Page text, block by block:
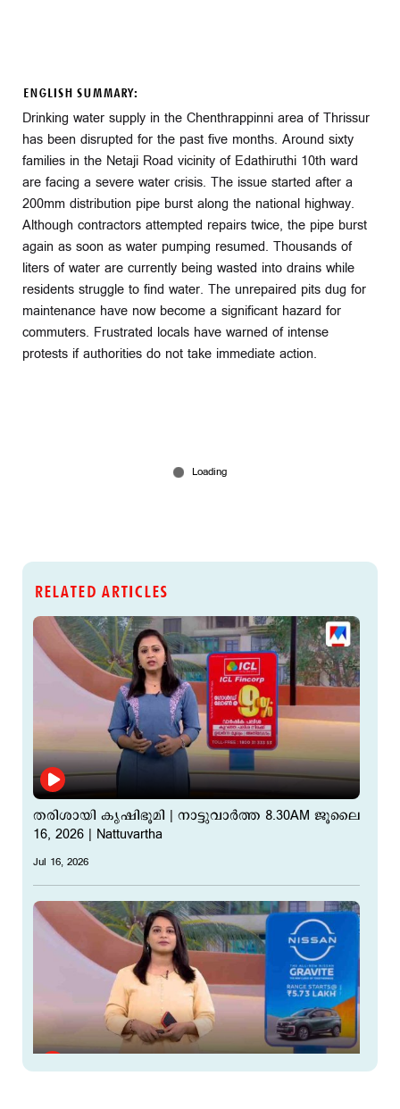
ENGLISH SUMMARY:
Drinking water supply in the Chenthrappinni area of Thrissur
has been disrupted for the past five months. Around sixty
families in the Netaji Road vicinity of Edathiruthi 10th ward
are facing a severe water crisis. The issue started after a
200mm distribution pipe burst along the national highway.
Although contractors attempted repairs twice, the pipe burst
again as soon as water pumping resumed. Thousands of
liters of water are currently being wasted into drains while
residents struggle to find water. The unrepaired pits dug for
maintenance have now become a significant hazard for
commuters. Frustrated locals have warned of intense
protests if authorities do not take immediate action.
RELATED ARTICLES
തരിശായി കൃഷിഭൂമി | നാട്ടുവാര്‍ത്ത 8.30AM ജൂലൈ
16, 2026 | Nattuvartha
Jul 16, 2026